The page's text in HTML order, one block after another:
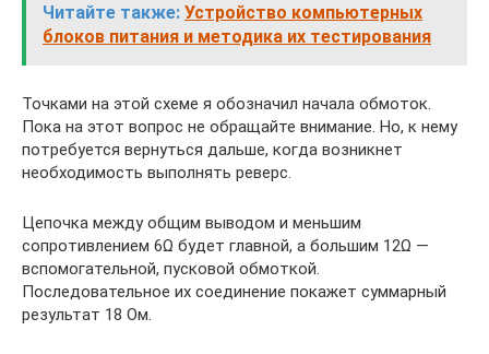
Читайте также: Устройство компьютерных
блоков питания и методика их тестирования
Точками на этой схеме я обозначил начала обмоток.
Пока на этот вопрос не обращайте внимание. Но, к нему
потребуется вернуться дальше, когда возникнет
необходимость выполнять реверс.
Цепочка между общим выводом и меньшим
сопротивлением 6Ω будет главной, а большим 12Ω —
вспомогательной, пусковой обмоткой.
Последовательное их соединение покажет суммарный
результат 18 Ом.